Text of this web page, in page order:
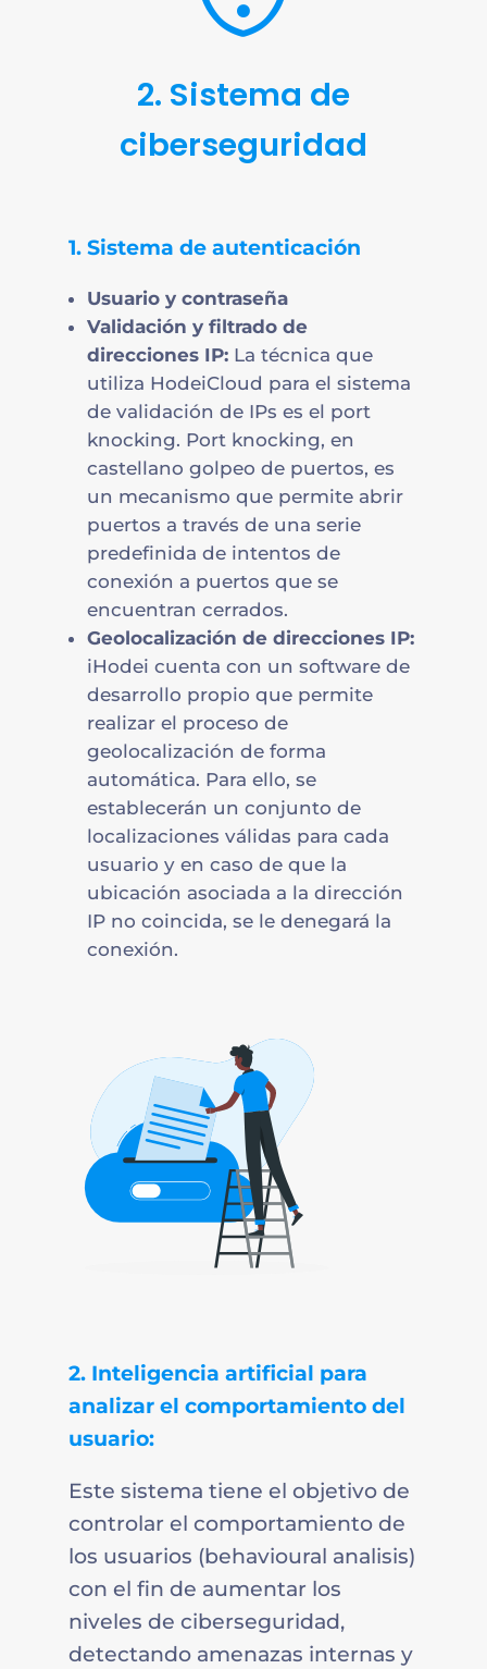
2. Sistema de
ciberseguridad
1. Sistema de autenticación
Usuario y contraseña
Validación y filtrado de
direcciones IP:La técnica que
utiliza HodeiCloud para el sistema
de validación de IPs es el port
knocking. Port knocking, en
castellano golpeo de puertos, es
un mecanismo que permite abrir
puertos a través de una serie
predefinida de intentos de
conexión a puertos que se
encuentran cerrados.
Geolocalización de direcciones IP:
iHodei cuenta con un software de
desarrollo propio que permite
realizar el proceso de
geolocalización de forma
automática. Para ello, se
establecerán un conjunto de
localizaciones válidas para cada
usuario y en caso de que la
ubicación asociada a la dirección
IP no coincida, se le denegará la
conexión.
2. Inteligencia artificial para
analizar el comportamiento del
usuario:
Este sistema tiene el objetivo de
controlar el comportamiento de
los usuarios (behavioural analisis)
con el fin de aumentar los
niveles de ciberseguridad,
detectando amenazas internas y